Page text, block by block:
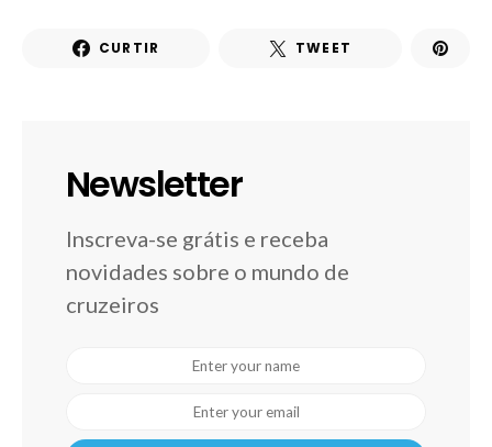
CURTIR TWEET
Newsletter
Inscreva-se grátis e receba
novidades sobre o mundo de
cruzeiros